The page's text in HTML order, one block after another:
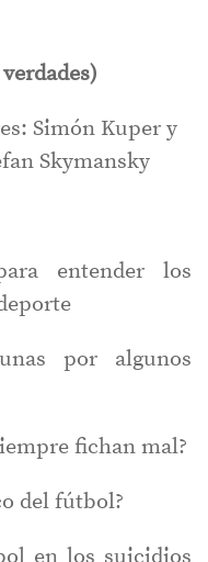
Simón Kuper y
Skymansky
entender los
por algunos
fichan mal?
del fútbol?